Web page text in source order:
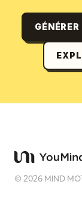
©2026 MIND